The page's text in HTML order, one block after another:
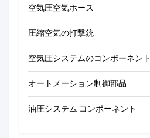
空気圧空気ホース
圧縮空気の打撃銃
空気圧システムのコンポーネント
オートメーション制御部品
油圧システム コンポーネント